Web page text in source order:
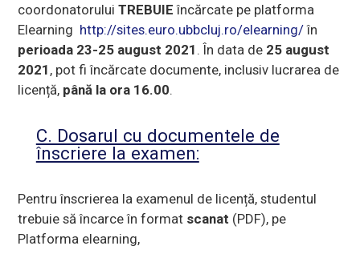
coordonatoruluiTREBUIE încărcate pe platforma
Elearning http://sites.euro.ubbcluj.ro/elearning/în
perioada 23-25 august 2021 . În data de 25 august
2021 , pot fi încărcate documente, inclusiv lucrarea de
licență, până la ora 16.00.
C. Dosarul cu documentele de
înscriere la examen:
Pentru înscrierea la examenul de licență, studentul
trebuie să încarce în format scanat (PDF), pe
Platforma elearning,